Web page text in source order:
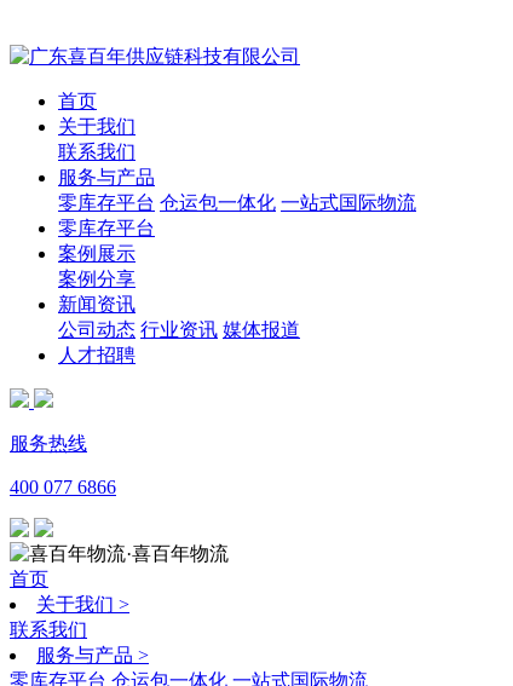
首页
关于我们
联系我们
服务与产品
零库存平台 仓运包一体化 一站式国际物流
零库存平台
案例展示
案例分享
新闻资讯
公司动态 行业资讯 媒体报道
人才招聘
服务热线
400 077 6866
·喜百年物流
首页
关于我们 >
联系我们
服务与产品 >
零库存平台 仓运包一体化 一站式国际物流